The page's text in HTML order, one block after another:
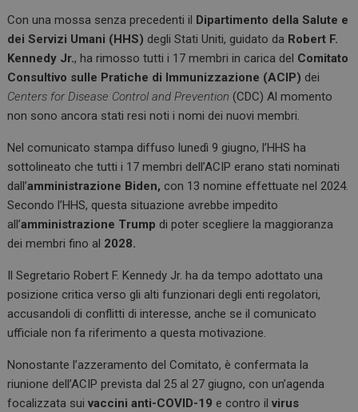
ce
b
o
o
ke
dI
n
at
s
A
p
Con una mossa senza precedenti il Dipartimento della Salute e
dei Servizi Umani (HHS) degli Stati Uniti, guidato da Robert F.
Kennedy Jr., ha rimosso tutti i 17 membri in carica del Comitato
Consultivo sulle Pratiche di Immunizzazione (ACIP) dei
Centers for Disease Control and Prevention (CDC) Al momento
non sono ancora stati resi noti i nomi dei nuovi membri.
Nel comunicato stampa diffuso lunedì 9 giugno, l’HHS ha
sottolineato che tutti i 17 membri dell’ACIP erano stati nominati
dall’amministrazione Biden, con 13 nomine effettuate nel 2024.
Secondo l’HHS, questa situazione avrebbe impedito
all’amministrazione Trump di poter scegliere la maggioranza
dei membri fino al 2028.
Il Segretario Robert F. Kennedy Jr. ha da tempo adottato una
posizione critica verso gli alti funzionari degli enti regolatori,
accusandoli di conflitti di interesse, anche se il comunicato
ufficiale non fa riferimento a questa motivazione.
Nonostante l’azzeramento del Comitato, è confermata la
riunione dell’ACIP prevista dal 25 al 27 giugno, con un’agenda
focalizzata suivaccini anti-COVID-19 e contro ilvirus